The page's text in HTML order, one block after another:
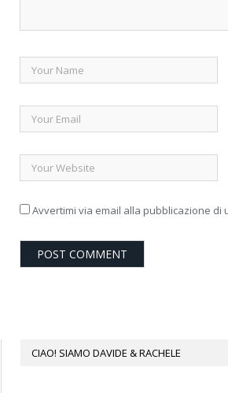
Avvertimi via email alla pubblicazione di
CIAO! SIAMO DAVIDE & RACHELE